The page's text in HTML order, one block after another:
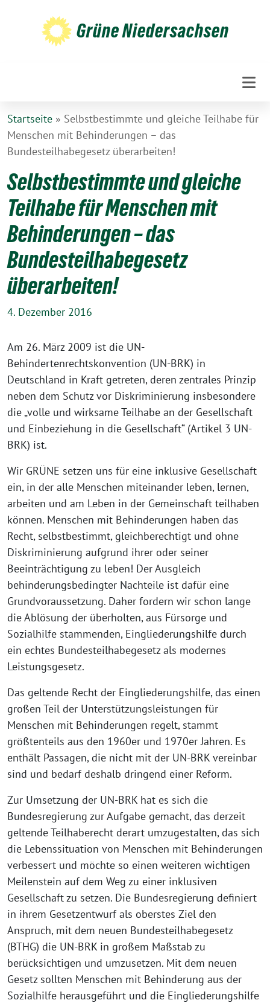
Grüne Niedersachsen
Startseite » Selbstbestimmte und gleiche Teilhabe für
Menschen mit Behinderungen – das
Bundesteilhabegesetz überarbeiten!
Selbstbestimmte und gleiche
Teilhabe für Menschen mit
Behinderungen – das
Bundesteilhabegesetz
überarbeiten!
4. Dezember 2016
Am 26. März 2009 ist die UN-
Behindertenrechtskonvention (UN-BRK) in
Deutschland in Kraft getreten, deren zentrales Prinzip
neben dem Schutz vor Diskriminierung insbesondere
die „volle und wirksame Teilhabe an der Gesellschaft
und Einbeziehung in die Gesellschaft“ (Artikel 3 UN-
BRK) ist.
Wir GRÜNE setzen uns für eine inklusive Gesellschaft
ein, in der alle Menschen miteinander leben, lernen,
arbeiten und am Leben in der Gemeinschaft teilhaben
können. Menschen mit Behinderungen haben das
Recht, selbstbestimmt, gleichberechtigt und ohne
Diskriminierung aufgrund ihrer oder seiner
Beeinträchtigung zu leben! Der Ausgleich
behinderungsbedingter Nachteile ist dafür eine
Grundvoraussetzung. Daher fordern wir schon lange
die Ablösung der überholten, aus Fürsorge und
Sozialhilfe stammenden, Eingliederungshilfe durch
ein echtes Bundesteilhabegesetz als modernes
Leistungsgesetz.
Das geltende Recht der Eingliederungshilfe, das einen
großen Teil der Unterstützungsleistungen für
Menschen mit Behinderungen regelt, stammt
größtenteils aus den 1960er und 1970er Jahren. Es
enthält Passagen, die nicht mit der UN-BRK vereinbar
sind und bedarf deshalb dringend einer Reform.
Zur Umsetzung der UN-BRK hat es sich die
Bundesregierung zur Aufgabe gemacht, das derzeit
geltende Teilhaberecht derart umzugestalten, das sich
die Lebenssituation von Menschen mit Behinderungen
verbessert und möchte so einen weiteren wichtigen
Meilenstein auf dem Weg zu einer inklusiven
Gesellschaft zu setzen. Die Bundesregierung definiert
in ihrem Gesetzentwurf als oberstes Ziel den
Anspruch, mit dem neuen Bundesteilhabegesetz
(BTHG) die UN-BRK in großem Maßstab zu
berücksichtigen und umzusetzen. Mit dem neuen
Gesetz sollten Menschen mit Behinderung aus der
Sozialhilfe herausgeführt und die Eingliederungshilfe